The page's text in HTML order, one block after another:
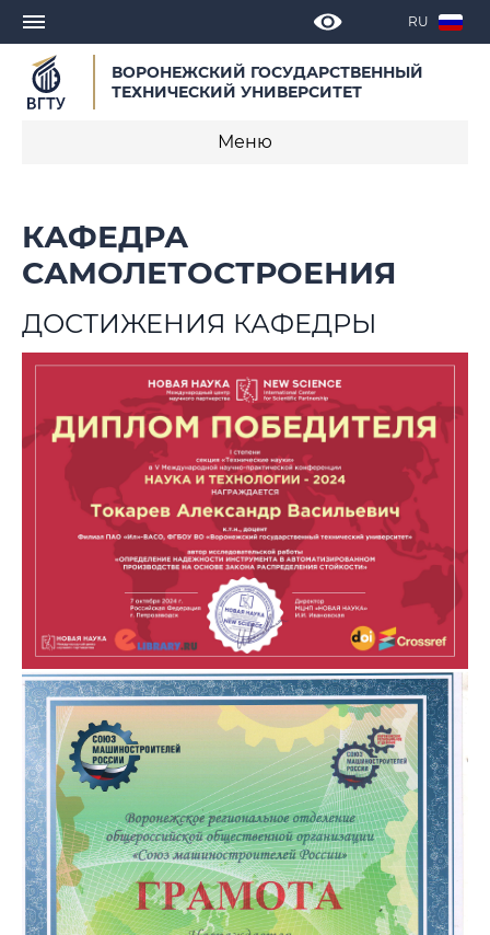
RU
ВОРОНЕЖСКИЙ ГОСУДАРСТВЕННЫЙ
ТЕХНИЧЕСКИЙ УНИВЕРСИТЕТ
Меню
Образовательные программы
Научная деятельность
Достижения кафедры
Публикации сотрудников кафедры
Расписание консультаций
Документы
Фотогалерея
Преподаватели
Сотрудники
Сотрудники научно-исследовательского
сектора
Лаборатории и центры
Расписание звонков в 6 корпусе
КАФЕДРА
САМОЛЕТОСТРОЕНИЯ
ДОСТИЖЕНИЯ КАФЕДРЫ